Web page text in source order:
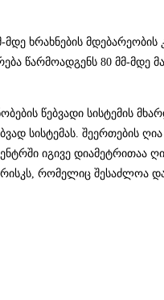
ხრახნების მდებარეობის
წარმოადგენს 80 მმ-მდე
წებვადი სისტემის
სისტემას. შეერთების
იგივე დიამეტრითაა
რომელიც შესაძლოა